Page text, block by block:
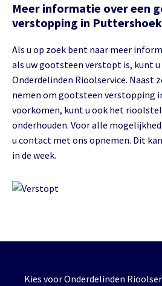
Meer informatie over een
verstopping in Puttershoek
Als u op zoek bent naar meer
als uw gootsteen verstopt is, kunt u
Onderdelinden Rioolservice. Naast
nemen om gootsteen verstopping
voorkomen, kunt u ook het
onderhouden. Voor alle
u contact met ons opnemen. Dit
in de week.
Kies voor Onderdelinden